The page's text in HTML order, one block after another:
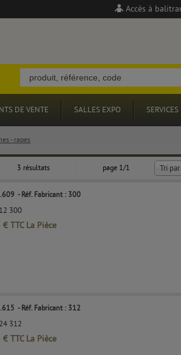
Accès à
DE VENTE SALLES EXPO SERVICES
- rapes
3 résultats page 1/1 Tri
- Réf. Fabricant : 300
300
TTC La Pièce
- Réf. Fabricant : 312
312
TTC La Pièce